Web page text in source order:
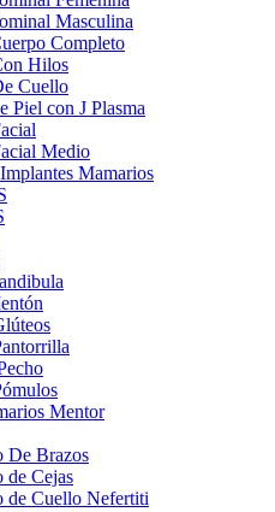
Masculina
Completo
Hilos
Cuello
Piel con J Plasma
Medio
Mamarios
Mentor
De Brazos
de Cejas
de Cuello Nefertiti